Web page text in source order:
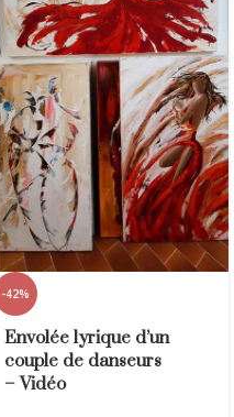
-42%
Envolée lyrique d’un
couple de danseurs
– Vidéo